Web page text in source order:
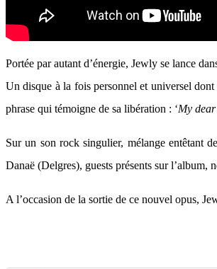
Portée par autant d’énergie, Jewly se lance
Un disque à la fois personnel et universel
phrase qui témoigne de sa libération : ‘My
Sur un son rock singulier, mélange entêtant
Danaë (Delgres), guests présents sur l’album,
A l’occasion de la sortie de ce nouvel opus,